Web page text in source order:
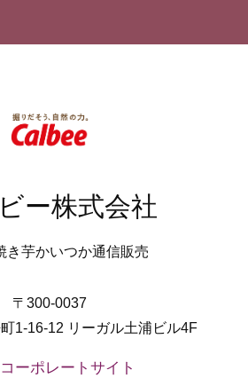
ー株式会社
き芋かいつか通信販売
〒300-0037
1-16-12 リーガル土浦ビル4F
コーポレートサイト